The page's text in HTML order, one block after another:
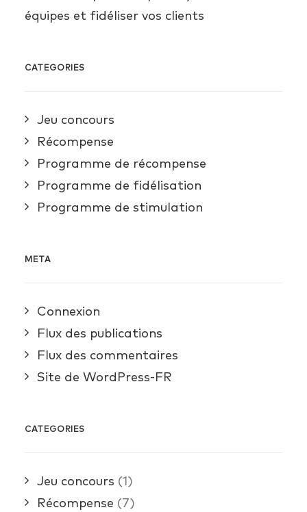
équipes et fidéliser vos clients
CATEGORIES
Jeu concours
Récompense
Programme de récompense
Programme de fidélisation
Programme de stimulation
META
Connexion
Flux des publications
Flux des commentaires
Site de WordPress-FR
CATEGORIES
Jeu concours (1)
Récompense (7)